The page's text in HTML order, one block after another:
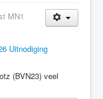
MN1
Uitnodiging
(BVN23) veel